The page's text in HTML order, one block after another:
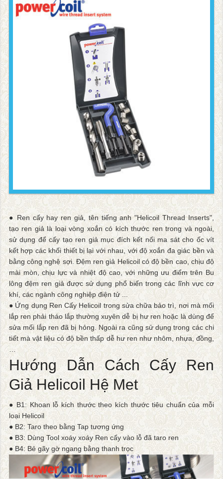
● Ren cấy hay ren giả, tên tiếng anh "Helicoil Thread Inserts",
tạo ren giả là loại vòng xoắn có kích thước ren trong và ngoài,
sử dụng để cấy tạo ren giả mục đích kết nối ma sát cho ốc vít
kết hợp các khối thiết bị lại với nhau, với độ xoắn đa giác bền và
bằng công nghệ sợi. Đệm ren giả Helicoil có độ bền cao, chịu độ
mài mòn, chịu lực và nhiệt độ cao, với những ưu điểm trên Bu
lông đệm ren giả được sử dụng phổ biến trong các lĩnh vực cơ
khí, các ngành công nghiệp điện tử ...
● Ứng dụng Ren Cấy Helicoil trong sửa chữa bảo trì, nơi mà mối
lắp ren phải tháo lắp thường xuyên dễ bị hư ren hoặc là dùng để
sửa mối lắp ren đã bị hỏng. Ngoài ra cũng sử dụng trong các chi
tiết mà vật liệu có độ bền thấp dễ hư ren như nhôm, nhựa, đồng,
…
Hướng Dẫn Cách Cấy Ren
Giả Helicoil Hệ Met
● B1: Khoan lỗ kích thước theo kích thước tiêu chuẩn của mỗi
loại Helicoil
● B2: Taro theo bằng Tap tương ứng
● B3: Dùng Tool xoáy xoáy Ren cấy vào lỗ đã taro ren
● B4: Bẻ gãy gờ ngang bằng thanh trọc